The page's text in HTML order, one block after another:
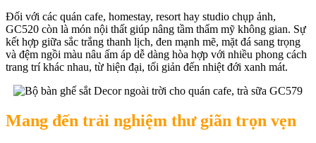
Đối với các quán cafe, homestay, resort hay studio chụp ảnh,
GC520 còn là món nội thất giúp nâng tầm thẩm mỹ không gian. Sự
kết hợp giữa sắc trắng thanh lịch, đen mạnh mẽ, mặt đá sang trọng
và đệm ngồi màu nâu ấm áp dễ dàng hòa hợp với nhiều phong cách
trang trí khác nhau, từ hiện đại, tối giản đến nhiệt đới xanh mát.
Mang đến trải nghiệm thư giãn trọn vẹn